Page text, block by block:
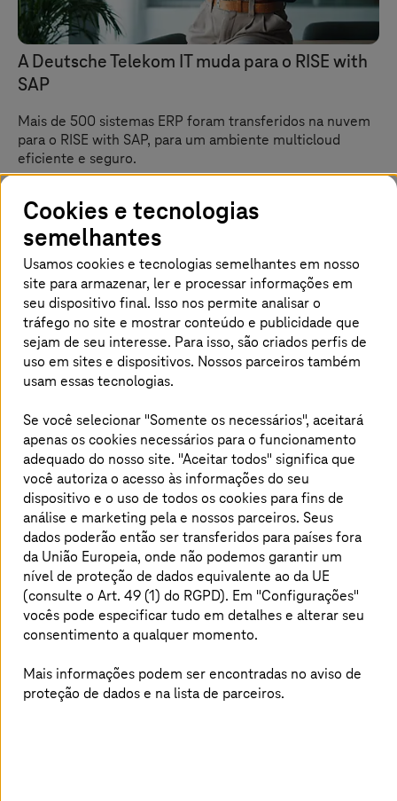
A Deutsche Telekom IT muda para o RISE with
SAP
Mais de 500 sistemas ERP foram transferidos na nuvem
para o RISE with SAP, para um ambiente multicloud
eficiente e seguro.
A TDK conta com aT Cloud Private
Os custos foram reduzidos em 9% em comparação com o
ano anterior por meio da migração para a
T Cloud Private.
Cookies e tecnologias
semelhantes
Usamos cookies e tecnologias semelhantes em nosso
site para armazenar, ler e processar informações em
seu dispositivo final. Isso nos permite analisar o
tráfego no site e mostrar conteúdo e publicidade que
sejam de seu interesse. Para isso, são criados perfis de
uso em sites e dispositivos. Nossos parceiros também
usam essas tecnologias.
Se você selecionar "Somente os necessários", aceitará
apenas os cookies necessários para o funcionamento
adequado do nosso site. "Aceitar todos" significa que
você autoriza o acesso às informações do seu
dispositivo e o uso de todos os cookies para fins de
análise e marketing pelae nossos parceiros. Seus
dados poderão então ser transferidos para países fora
da União Europeia, onde não podemos garantir um
nível de proteção de dados equivalente ao da UE
(consulte o Art. 49 (1) do RGPD). Em "Configurações"
vocês pode especificar tudo em detalhes e alterar seu
consentimento a qualquer momento.
Mais informações podem ser encontradas no aviso de
proteção de dados e na lista de parceiros.